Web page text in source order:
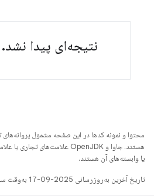
نتیجه‌ای پیدا نشد.
محتوا و نمونه کدها در این صفحه مشمول
یا وابسته‌های آن هستند.
تاریخ آخرین به‌روزرسانی 2025-09-17 به‌وقت ساعت هماهنگ جهانی.